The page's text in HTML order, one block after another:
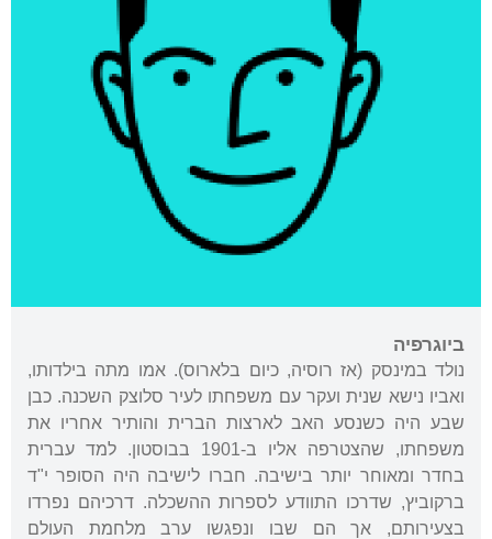
ביוגרפיה
נולד במינסק (אז רוסיה, כיום בלארוס). אמו מתה בילדותו,
ואביו נישא שנית ועקר עם משפחתו לעיר סלוצק השכנה. כבן
שבע היה כשנסע האב לארצות הברית והותיר אחריו את
משפחתו, שהצטרפה אליו ב-1901 בבוסטון. למד עברית
בחדר ומאוחר יותר בישיבה. חברו לישיבה היה הסופר י"ד
ברקוביץ, שדרכו התוודע לספרות ההשכלה. דרכיהם נפרדו
בצעירותם, אך הם שבו ונפגשו ערב מלחמת העולם